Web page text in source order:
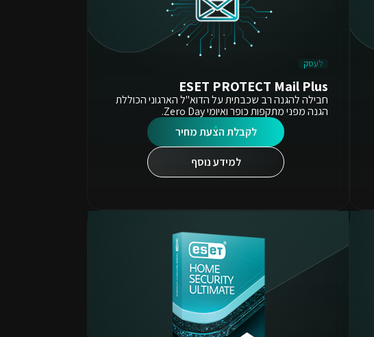
לעסק
ESET PROTECT Mail Plus
חבילה להגנה רב שכבתית על הדוא"ל הארגוני הכוללת
הגנה מפני מתקפות כופר ואיומי Zero Day.
לקבלת הצעת מחיר
למידע נוסף